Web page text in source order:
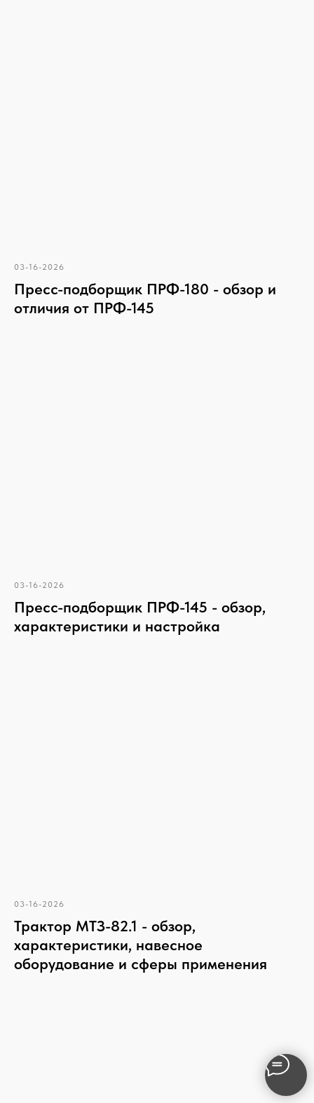
03-16-2026
Пресс-подборщик ПРФ-180 - обзор и
отличия от ПРФ-145
03-16-2026
Пресс-подборщик ПРФ-145 - обзор,
характеристики и настройка
03-16-2026
Трактор МТЗ-82.1 - обзор,
характеристики, навесное
оборудование и сферы применения